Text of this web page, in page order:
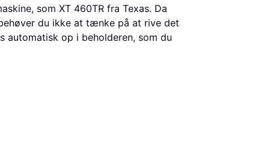
som XT 460TR fra Texas. Da
du ikke at tænke på at rive det
op i beholderen, som du